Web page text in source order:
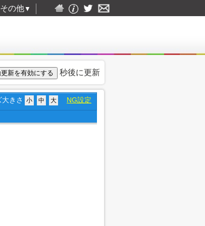
その他▼
秒後に更新
きさ 小 中 大 NG設定